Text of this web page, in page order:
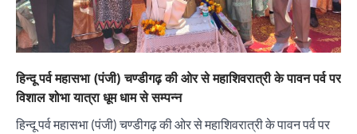
हिन्दू पर्व महासभा (पंजी) चण्डीगढ़ की ओर से महाशिवरात्री के पावन पर्व पर
विशाल शोभा यात्रा धूम धाम से सम्पन्न
हिन्दू पर्व महासभा (पंजी) चण्डीगढ़ की ओर से महाशिवरात्री के पावन पर्व पर